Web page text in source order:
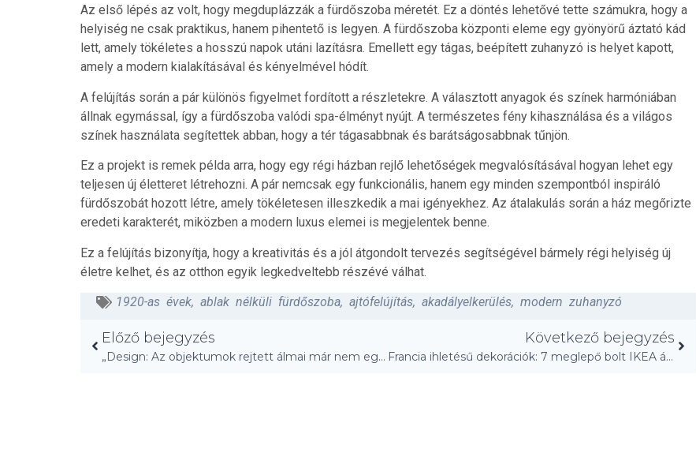
Az első lépés az volt, hogy megduplázzák a fürdőszoba méretét. Ez a döntés lehetővé tette számukra, hogy a
helyiség ne csak praktikus, hanem pihentető is legyen. A fürdőszoba központi eleme egy gyönyörű áztató kád
lett, amely tökéletes a hosszú napok utáni lazításra. Emellett egy tágas, beépített zuhanyzó is helyet kapott,
amely a modern kialakításával és kényelmével hódít.
A felújítás során a pár különös figyelmet fordított a részletekre. A választott anyagok és színek harmóniában
állnak egymással, így a fürdőszoba valódi spa-élményt nyújt. A természetes fény kihasználása és a világos
színek használata segítettek abban, hogy a tér tágasabbnak és barátságosabbnak tűnjön.
Ez a projekt is remek példa arra, hogy egy régi házban rejlő lehetőségek megvalósításával hogyan lehet egy
teljesen új életteret létrehozni. A pár nemcsak egy funkcionális, hanem egy minden szempontból inspiráló
fürdőszobát hozott létre, amely tökéletesen illeszkedik a mai igényekhez. Az átalakulás során a ház megőrizte
eredeti karakterét, miközben a modern luxus elemei is megjelentek benne.
Ez a felújítás bizonyítja, hogy a kreativitás és a jól átgondolt tervezés segítségével bármely régi helyiség új
életre kelhet, és az otthon egyik legkedveltebb részévé válhat.
1920-as évek, ablak nélküli fürdőszoba, ajtófelújítás, akadályelkerülés, modern zuhanyzó
Előző bejegyzés
„Design: Az objektumok rejtett álmai már nem egyoldalúak!”
Következő bejegyzés
Francia ihletésű dekorációk: 7 meglepő bolt IKEA áron!